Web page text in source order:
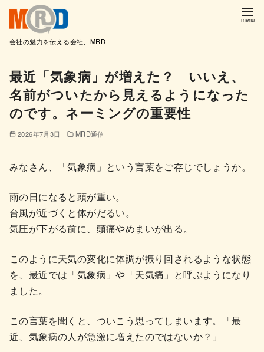
会社の魅力を伝える会社、MRD
最近「気象病」が増えた？ いいえ、
名前がついたから見えるようになった
のです。ネーミングの重要性
2026年7月3日 MRD通信
みなさん、「気象病」という言葉をご存じでしょうか。
雨の日になると頭が重い。
台風が近づくと体がだるい。
気圧が下がる前に、頭痛やめまいが出る。
このように天気の変化に体調が振り回されるような状態
を、最近では「気象病」や「天気痛」と呼ぶようになり
ました。
この言葉を聞くと、ついこう思ってしまいます。「最
近、気象病の人が急激に増えたのではないか？」